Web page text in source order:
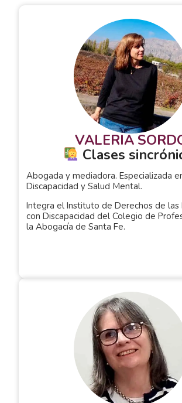
VALERIA
Clases
Abogada y mediadora. Especializada
Discapacidad y Salud Mental.
Integra el Instituto de Derechos de las
con Discapacidad del Colegio de
la Abogacía de Santa Fe.